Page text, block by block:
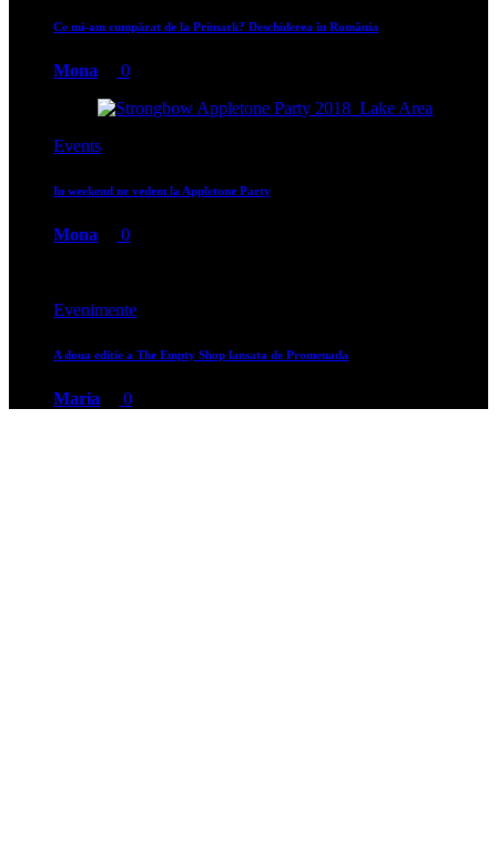
Ce mi-am cumpărat de la Primark? Deschiderea în România
Mona 0
Events
In weekend ne vedem la Appletone Party
Mona 0
Evenimente
A doua editie a The Empty Shop lansata de Promenada
Maria 0